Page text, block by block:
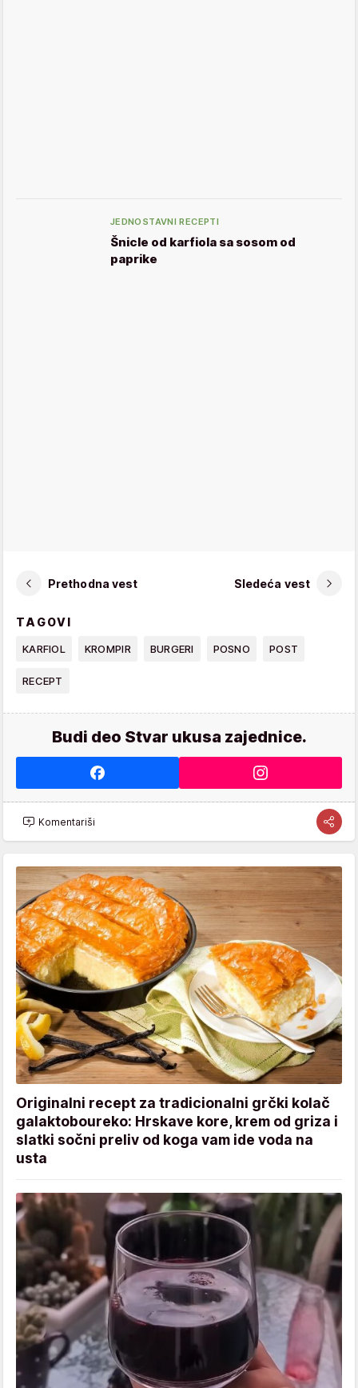
JEDNOSTAVNI RECEPTI
Šnicle od karfiola sa sosom od
paprike
Prethodna vest Sledeća vest
TAGOVI
KARFIOL KROMPIR BURGERI POSNO POST
RECEPT
Budi deo Stvar ukusa zajednice.
Komentariši
Originalni recept za tradicionalni grčki kolač
galaktoboureko: Hrskave kore, krem od griza i
slatki sočni preliv od koga vam ide voda na
usta